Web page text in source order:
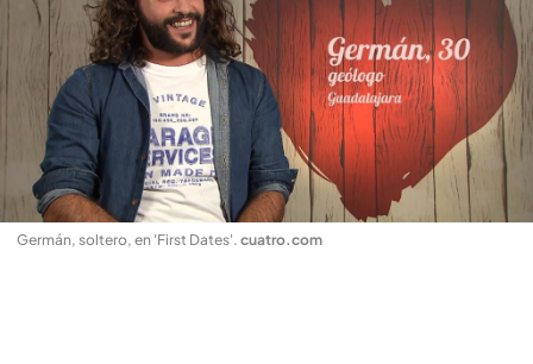
Germán, soltero, en 'First Dates'. cuatro.com